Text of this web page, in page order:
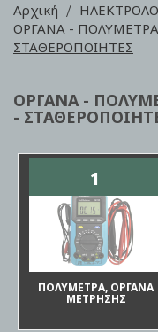
Αρχική
ΟΡΓΑΝΑ -
ΣΤΑΘΕΡΟΠΟΙΗΤΕΣ
ΟΡΓΑΝΑ -
-
1
ΠΟΛΥΜΕΤΡΑ, ΟΡΓΑΝΑ
ΜΕΤΡΗΣΗΣ